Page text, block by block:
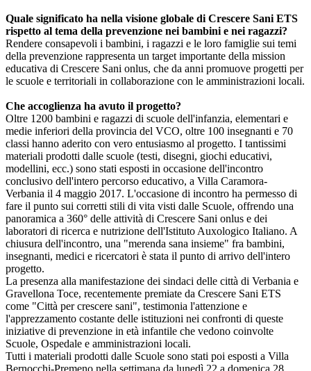
Quale significato ha nella visione globale di Crescere Sani ETS
rispetto al tema della prevenzione nei bambini e nei ragazzi?
Rendere consapevoli i bambini, i ragazzi e le loro famiglie sui temi
della prevenzione rappresenta un target importante della mission
educativa di Crescere Sani onlus, che da anni promuove progetti per
le scuole e territoriali in collaborazione con le amministrazioni locali.
Che accoglienza ha avuto il progetto?
Oltre 1200 bambini e ragazzi di scuole dell'infanzia, elementari e
medie inferiori della provincia del VCO, oltre 100 insegnanti e 70
classi hanno aderito con vero entusiasmo al progetto. I tantissimi
materiali prodotti dalle scuole (testi, disegni, giochi educativi,
modellini, ecc.) sono stati esposti in occasione dell'incontro
conclusivo dell'intero percorso educativo, a Villa Caramora-
Verbania il 4 maggio 2017. L'occasione di incontro ha permesso di
fare il punto sui corretti stili di vita visti dalle Scuole, offrendo una
panoramica a 360° delle attività di Crescere Sani onlus e dei
laboratori di ricerca e nutrizione dell'Istituto Auxologico Italiano. A
chiusura dell'incontro, una "merenda sana insieme" fra bambini,
insegnanti, medici e ricercatori è stata il punto di arrivo dell'intero
progetto.
La presenza alla manifestazione dei sindaci delle città di Verbania e
Gravellona Toce, recentemente premiate da Crescere Sani ETS
come "Città per crescere sani", testimonia l'attenzione e
l'apprezzamento costante delle istituzioni nei confronti di queste
iniziative di prevenzione in età infantile che vedono coinvolte
Scuole, Ospedale e amministrazioni locali.
Tutti i materiali prodotti dalle Scuole sono stati poi esposti a Villa
Bernocchi-Premeno nella settimana da lunedì 22 a domenica 28